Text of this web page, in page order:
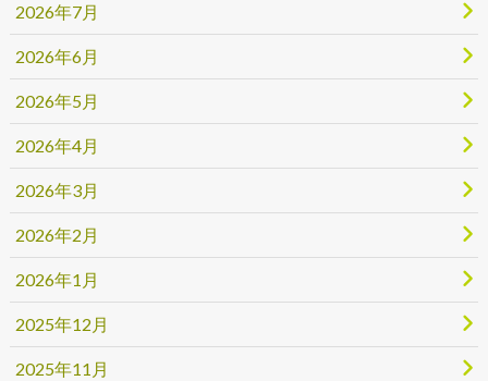
2026年7月
2026年6月
2026年5月
2026年4月
2026年3月
2026年2月
2026年1月
2025年12月
2025年11月